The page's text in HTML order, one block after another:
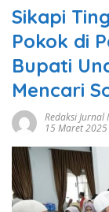
Sikapi
Pokok di
Bupati
Mencari
Redaksi Jurnal
15 Maret 2025